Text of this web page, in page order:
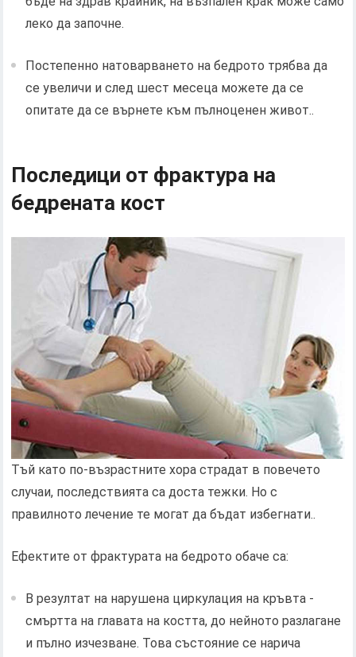
леко да започне.
Постепенно натоварването на бедрото трябва да
се увеличи и след шест месеца можете да се
опитате да се върнете към пълноценен живот..
Последици от фрактура на
бедрената кост
Тъй като по-възрастните хора страдат в повечето
случаи, последствията са доста тежки. Но с
правилното лечение те могат да бъдат избегнати..
Ефектите от фрактурата на бедрото обаче са:
В резултат на нарушена циркулация на кръвта -
смъртта на главата на костта, до нейното разлагане
и пълно изчезване. Това състояние се нарича